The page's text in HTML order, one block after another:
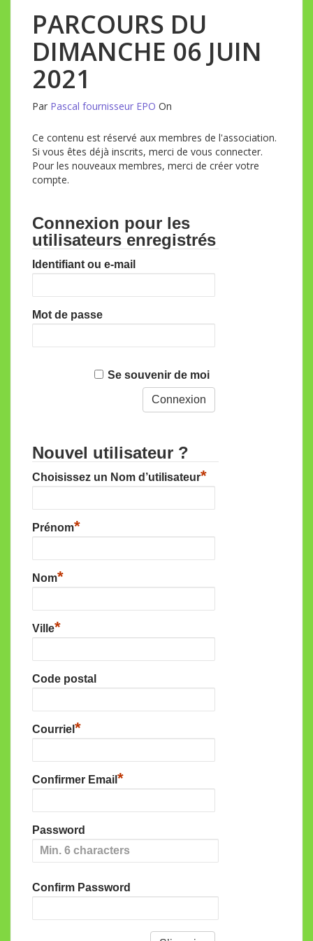
PARCOURS DU
DIMANCHE 06 JUIN
2021
Par Pascal fournisseur EPO On
Ce contenu est réservé aux membres de l'association.
Si vous êtes déjà inscrits, merci de vous connecter.
Pour les nouveaux membres, merci de créer votre
compte.
Connexion pour les
utilisateurs enregistrés
Identifiant ou e-mail
Mot de passe
Se souvenir de moi
Nouvel utilisateur ?
Choisissez un Nom d’utilisateur*
Prénom*
Nom*
Ville*
Code postal
Courriel *
Confirmer Email *
Password
Confirm Password